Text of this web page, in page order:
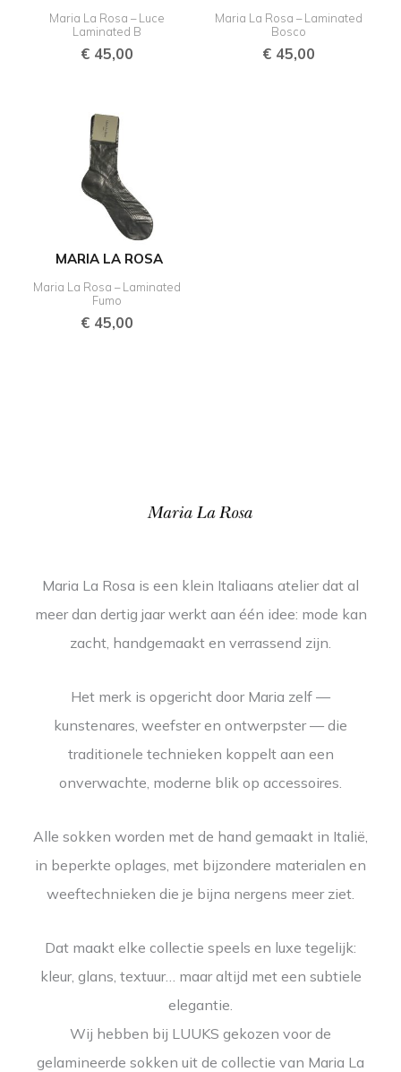
Maria La Rosa – Luce
Laminated B
€45,00
Maria La Rosa – Laminated
Bosco
€ 45,00
MARIA LA ROSA
Maria La Rosa – Laminated
Fumo
€45,00
Maria La Rosa is een klein Italiaans atelier dat al
meer dan dertig jaar werkt aan één idee: mode kan
zacht, handgemaakt en verrassend zijn.
Het merk is opgericht door Maria zelf —
kunstenares, weefster en ontwerpster — die
traditionele technieken koppelt aan een
onverwachte, moderne blik op accessoires.
Alle sokken worden met de hand gemaakt in Italië,
in beperkte oplages, met bijzondere materialen en
weeftechnieken die je bijna nergens meer ziet.
Dat maakt elke collectie speels en luxe tegelijk:
kleur, glans, textuur… maar altijd met een subtiele
elegantie.
Wij hebben bij LUUKS gekozen voor de
gelamineerde sokken uit de collectie van Maria La